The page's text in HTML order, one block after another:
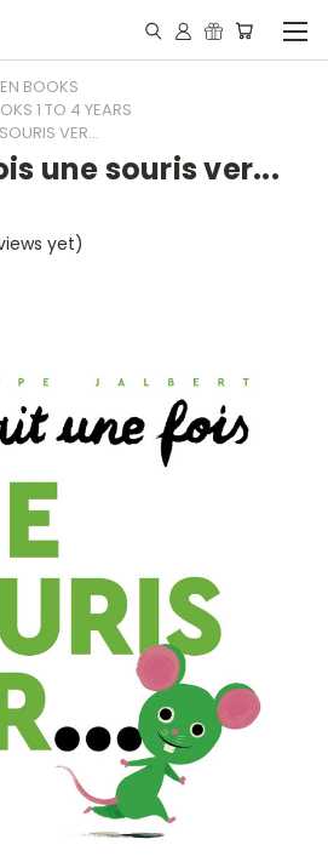
BOOKS
1 TO 4 YEARS
VER...
une souris ver...
yet)